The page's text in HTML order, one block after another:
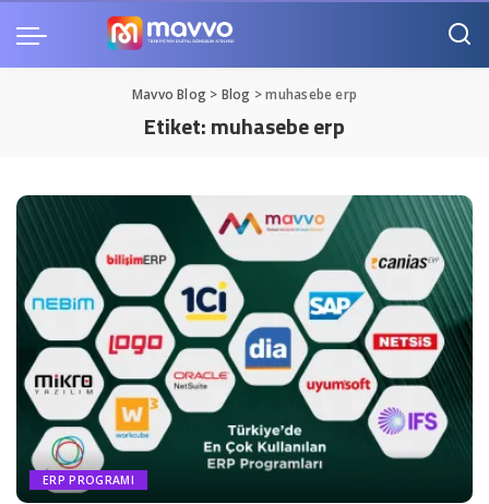
Mavvo Blog > Blog >muhasebe erp
Etiket:muhasebe erp
ERP PROGRAMI